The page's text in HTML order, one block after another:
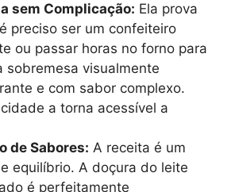
sem Complicação: Ela prova
preciso ser um confeiteiro
ou passar horas no forno para
sobremesa visualmente
e com sabor complexo.
a torna acessível a
de Sabores: A receita é um
equilíbrio. A doçura do leite
é perfeitamente